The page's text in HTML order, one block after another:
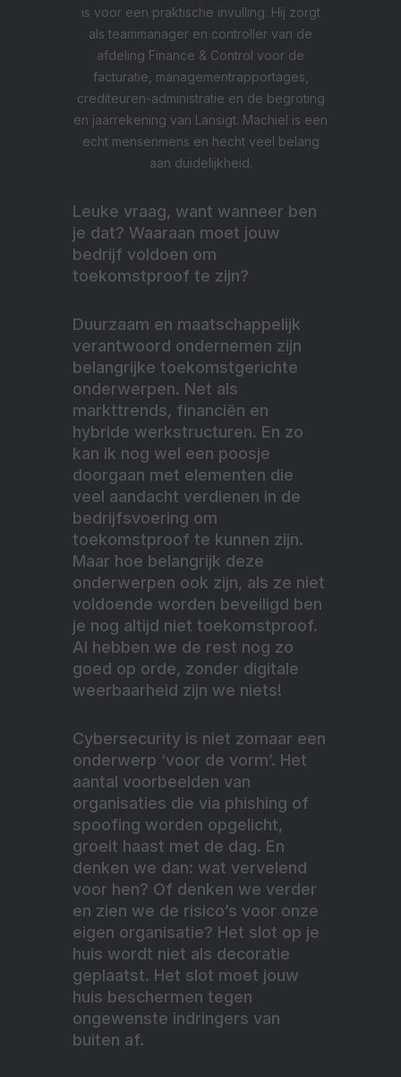
is voor een praktische invulling. Hij zorgt
als teammanager en controller van de
afdeling Finance & Control voor de
facturatie, managementrapportages,
crediteuren-administratie en de begroting
en jaarrekening van Lansigt. Machiel is een
echt mensenmens en hecht veel belang
aan duidelijkheid.
Leuke vraag, want wanneer ben
je dat? Waaraan moet jouw
bedrijf voldoen om
toekomstproof te zijn?
Duurzaam en maatschappelijk
verantwoord ondernemen zijn
belangrijke toekomstgerichte
onderwerpen. Net als
markttrends, financiën en
hybride werkstructuren. En zo
kan ik nog wel een poosje
doorgaan met elementen die
veel aandacht verdienen in de
bedrijfsvoering om
toekomstproof te kunnen zijn.
Maar hoe belangrijk deze
onderwerpen ook zijn, als ze niet
voldoende worden beveiligd ben
je nog altijd niet toekomstproof.
Al hebben we de rest nog zo
goed op orde, zonder digitale
weerbaarheid zijn we niets!
Cybersecurity is niet zomaar een
onderwerp ‘voor de vorm’. Het
aantal voorbeelden van
organisaties die via phishing of
spoofing worden opgelicht,
groeit haast met de dag. En
denken we dan: wat vervelend
voor hen? Of denken we verder
en zien we de risico’s voor onze
eigen organisatie? Het slot op je
huis wordt niet als decoratie
geplaatst. Het slot moet jouw
huis beschermen tegen
ongewenste indringers van
buiten af.